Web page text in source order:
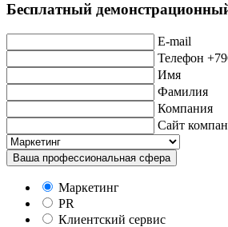
Бесплатный
E-mail
Телефон
Имя
Фамилия
Компания
Сайт
Ваша профессиональная сфера
Маркетинг
PR
Клиентский сервис